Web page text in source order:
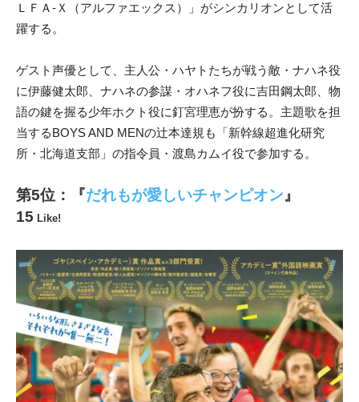
ＬＦＡ-Ｘ（アルファエックス）」がシンカリオンとして活
躍する。
ゲスト声優として、主人公・ハヤトたちが戦う敵・ナハネ役
に伊藤健太郎、ナハネの参謀・オハネフ役に吉田鋼太郎、物
語の鍵を握る少年ホクト役に釘宮理恵が扮する。主題歌を担
当するBOYS AND MENの辻本達規も「新幹線超進化研究
所・北海道支部」の指令員・渡島カムイ役で参加する。
第5位：『だれもが愛しいチャンピオン 』
15 Like!